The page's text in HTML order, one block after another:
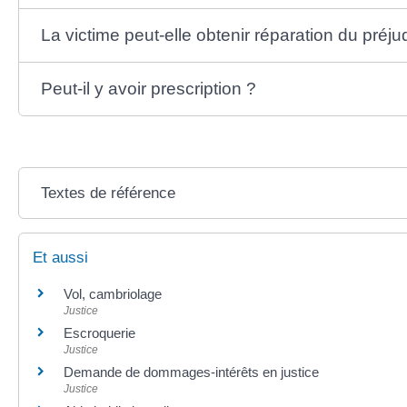
La victime peut-elle obtenir réparation du
Peut-il y avoir prescription ?
Textes de référence
Et aussi
Vol, cambriolage
Justice
Escroquerie
Justice
Demande de dommages-intérêts en justice
Justice